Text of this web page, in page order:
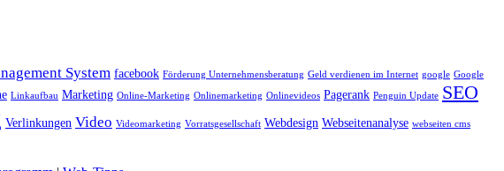
System facebook Förderung Unternehmensberatung Geld verdienen im Internet google Google
Linkaufbau Marketing Online-Marketing Onlinemarketing Onlinevideos Pagerank Penguin Update SEO
Verlinkungen Video Videomarketing Vorratsgesellschaft Webdesign Webseitenanalyse webseiten cms